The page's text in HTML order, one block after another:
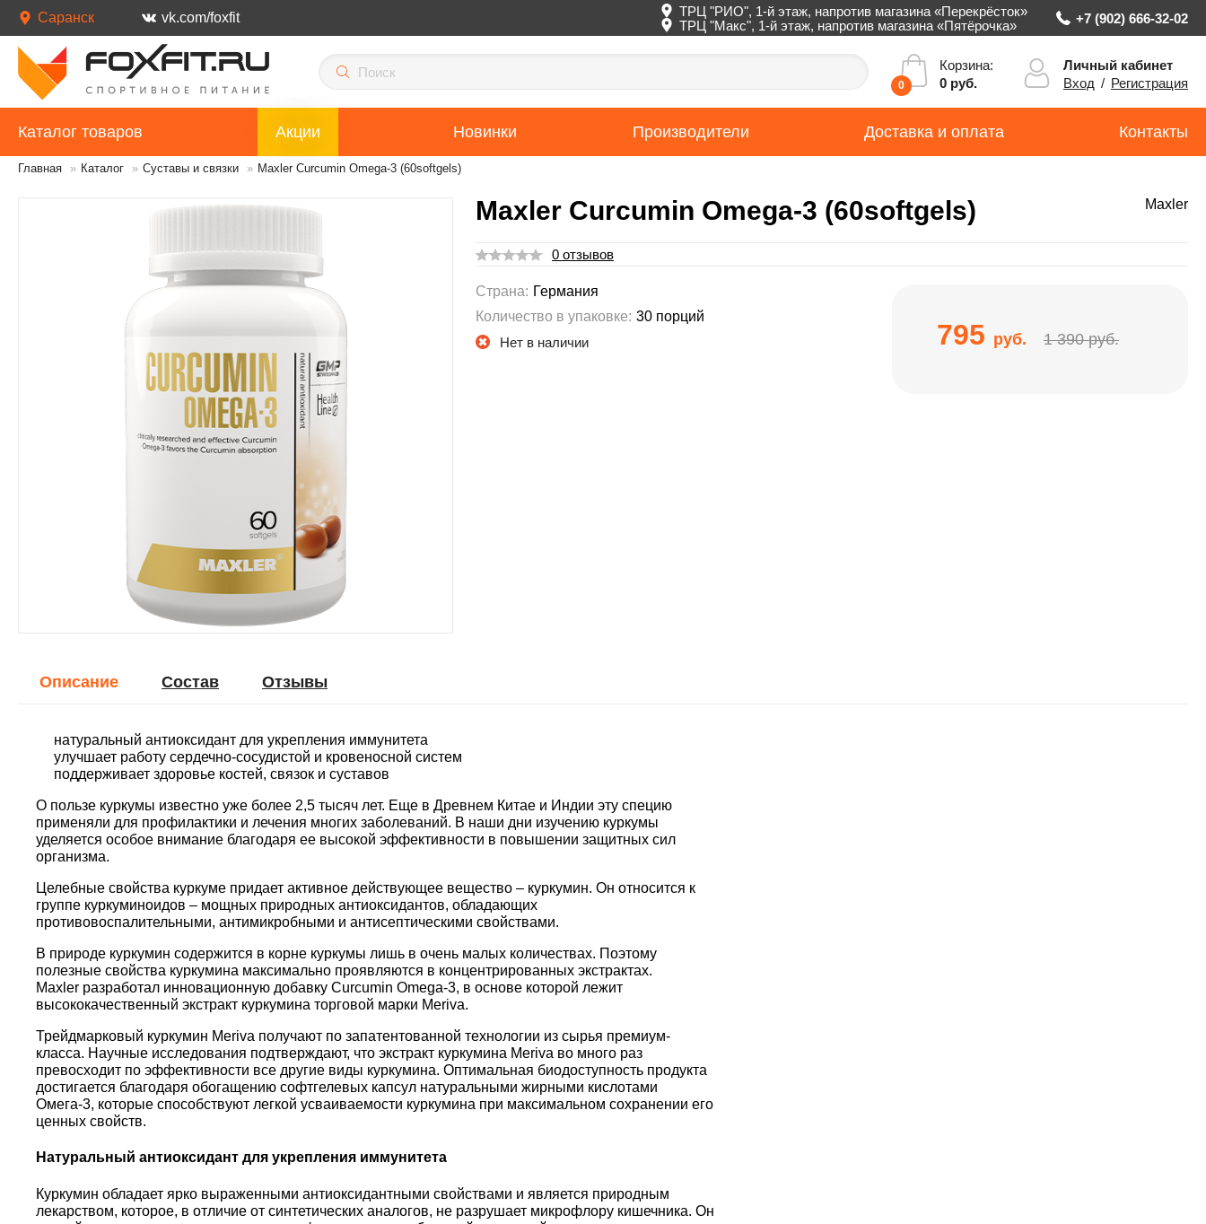
Саранск vk.com/foxfit
ТРЦ "РИО", 1-й этаж, напротив магазина «Перекрёсток»
ТРЦ "Макс", 1-й этаж, напротив магазина «Пятёрочка»
+7 (902) 666-32-02
0
Корзина:
0 руб.
Личный кабинет
Вход / Регистрация
Каталог товаров Акции Новинки Производители Доставка и оплата Контакты
Главная » Каталог » Суставы и связки » Maxler Curcumin Omega-3 (60softgels)
Maxler Curcumin Omega-3 (60softgels) Maxler
0 отзывов
Страна: Германия
Количество в упаковке: 30 порций
Нет в наличии
795 руб. 1 390 руб.
Описание Cостав Отзывы
натуральный антиоксидант для укрепления иммунитета
улучшает работу сердечно-сосудистой и кровеносной систем
поддерживает здоровье костей, связок и суставов
О пользе куркумы известно уже более 2,5 тысяч лет. Еще в Древнем Китае и Индии эту специю
применяли для профилактики и лечения многих заболеваний. В наши дни изучению куркумы
уделяется особое внимание благодаря ее высокой эффективности в повышении защитных сил
организма.
Целебные свойства куркуме придает активное действующее вещество – куркумин. Он относится к
группе куркуминоидов – мощных природных антиоксидантов, обладающих
противовоспалительными, антимикробными и антисептическими свойствами.
В природе куркумин содержится в корне куркумы лишь в очень малых количествах. Поэтому
полезные свойства куркумина максимально проявляются в концентрированных экстрактах.
Maxler разработал инновационную добавку Curcumin Omega-3, в основе которой лежит
высококачественный экстракт куркумина торговой марки Meriva.
Трейдмарковый куркумин Meriva получают по запатентованной технологии из сырья премиум-
класса. Научные исследования подтверждают, что экстракт куркумина Meriva во много раз
превосходит по эффективности все другие виды куркумина. Оптимальная биодоступность продукта
достигается благодаря обогащению софтгелевых капсул натуральными жирными кислотами
Омега-3, которые способствуют легкой усваиваемости куркумина при максимальном сохранении его
ценных свойств.
Натуральный антиоксидант для укрепления иммунитета
Куркумин обладает ярко выраженными антиоксидантными свойствами и является природным
лекарством, которое, в отличие от синтетических аналогов, не разрушает микрофлору кишечника. Он